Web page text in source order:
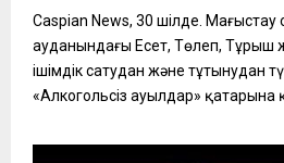
Caspian News, 30 шілде.
ауданындағы Есет, Төлеп, Тұрыш
ішімдік сатудан және тұтынудан
«Алкогольсіз ауылдар» қатарына